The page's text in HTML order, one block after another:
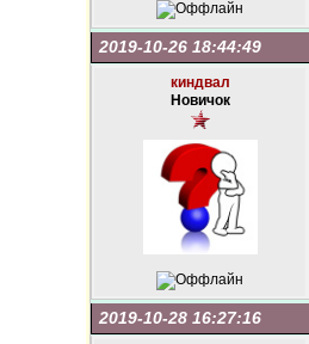
2019-10-26 18:44:49
киндвал
Новичок
2019-10-28 16:27:16